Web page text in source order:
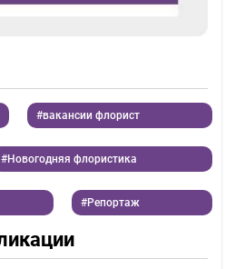
вакансии флорист
Новогодняя флористика
Репортаж